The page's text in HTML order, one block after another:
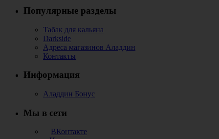
Популярные разделы
Табак для кальяна
Darkside
Адреса магазинов Аладдин
Контакты
Информация
Аладдин Бонус
Мы в сети
ВКонтакте